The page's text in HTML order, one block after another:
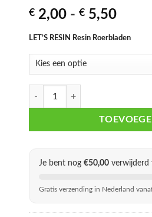
€ 2,00 - € 5,50
tot
€
LET’S RESIN Resin Roerbladen
LET’S RESIN Dubbele Mixer
Je bent nog €50,00 verwijderd
Gratis verzending in Nederland